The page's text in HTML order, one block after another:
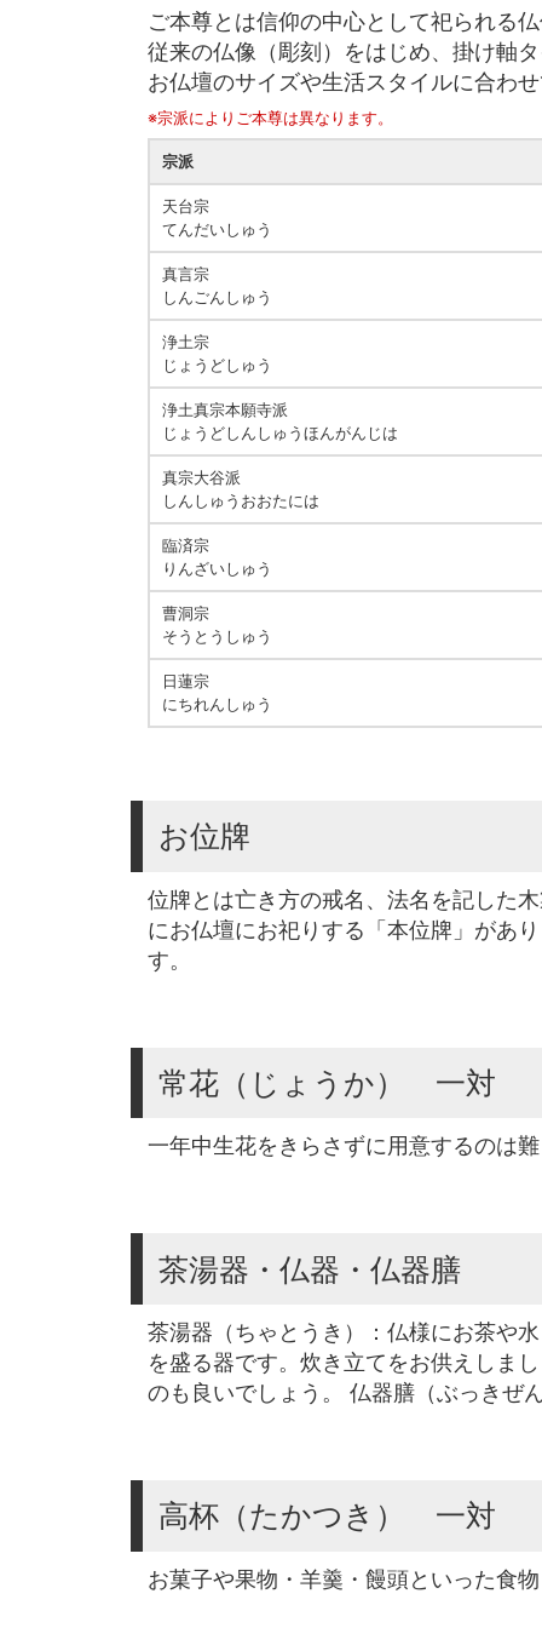
ご本尊とは信仰の中心として祀られる
従来の仏像（彫刻）をはじめ、掛け軸
お仏壇のサイズや生活スタイルに合わ
※宗派によりご本尊は異なります。
宗派
天台宗
てんだいしゅう
真言宗
しんごんしゅう
浄土宗
じょうどしゅう
浄土真宗本願寺派
じょうどしんしゅうほんがんじは
真宗大谷派
しんしゅうおおたには
臨済宗
りんざいしゅう
曹洞宗
そうとうしゅう
日蓮宗
にちれんしゅう
お位牌
位牌とは亡き方の戒名、法名を記した
にお仏壇にお祀りする「本位牌」があ
す。
常花（じょうか） 一対
一年中生花をきらさずに用意するのは
茶湯器・仏器・仏器膳
茶湯器（ちゃとうき）：仏様にお茶や
を盛る器です。炊き立てをお供えしま
のも良いでしょう。 仏器膳（ぶっきぜ
高杯（たかつき） 一対
お菓子や果物・羊羹・饅頭といった食